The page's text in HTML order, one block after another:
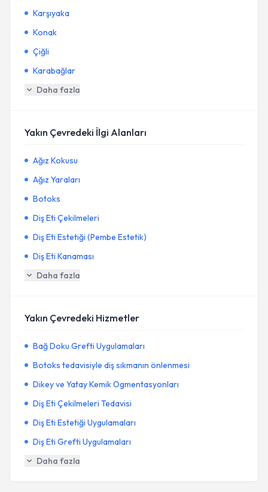
Karşıyaka
Konak
Çiğli
Karabağlar
Daha fazla
Yakın Çevredeki İlgi Alanları
Ağız Kokusu
Ağız Yaraları
Botoks
Diş Eti Çekilmeleri
Diş Eti Estetiği (Pembe Estetik)
Diş Eti Kanaması
Daha fazla
Yakın Çevredeki Hizmetler
Bağ Doku Grefti Uygulamaları
Botoks tedavisiyle diş sıkmanın önlenmesi
Dikey ve Yatay Kemik Ogmentasyonları
Diş Eti Çekilmeleri Tedavisi
Diş Eti Estetiği Uygulamaları
Diş Eti Grefti Uygulamaları
Daha fazla